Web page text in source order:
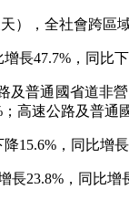
，全社會跨區域
47.7%，同比下
通國省道非營
高速公路及普通
，同比增長
23.8%，同比增長